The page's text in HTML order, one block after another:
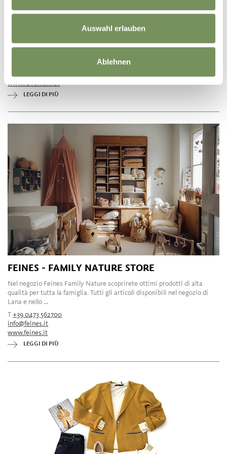
Auswahl erlauben
Ablehnen
MONDO DELLE ORCHIDEE - FLORICOLTURA
RAFFEINER
Adige? Il "Mondo delle Orchidee" (Orchideenwelt) a Gargazzone, un
orchideenwelt@raffeiner.net
www.raffeiner.net
LEGGI DI PIÙ
FEINES - FAMILY NATURE STORE
Nel negozio Feines Family Nature scoprirete ottimi prodotti di alta
qualità per tutta la famiglia. Tutti gli articoli disponibili nel negozio di
Lana e nello ...
T+39 0473 562700
info@feines.it
www.feines.it
LEGGI DI PIÙ